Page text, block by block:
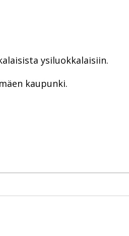
ysiluokkalaisiin.
kaupunki.